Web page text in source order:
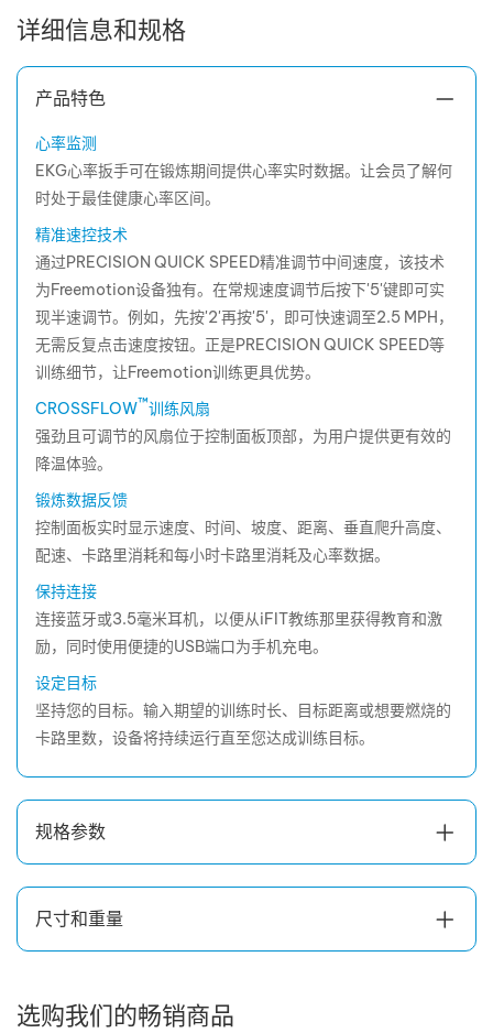
详细信息和规格
产品特色
心率监测
EKG心率扳手可在锻炼期间提供心率实时数据。让会员了解何
时处于最佳健康心率区间。
精准速控技术
通过PRECISION QUICK SPEED精准调节中间速度，该技术
为Freemotion设备独有。在常规速度调节后按下'5'键即可实
现半速调节。例如，先按'2'再按'5'，即可快速调至2.5 MPH，
无需反复点击速度按钮。正是PRECISION QUICK SPEED等
训练细节，让Freemotion训练更具优势。
CROSSFLOW™训练风扇
强劲且可调节的风扇位于控制面板顶部，为用户提供更有效的
降温体验。
锻炼数据反馈
控制面板实时显示速度、时间、坡度、距离、垂直爬升高度、
配速、卡路里消耗和每小时卡路里消耗及心率数据。
保持连接
连接蓝牙或3.5毫米耳机，以便从iFIT教练那里获得教育和激
励，同时使用便捷的USB端口为手机充电。
设定目标
坚持您的目标。输入期望的训练时长、目标距离或想要燃烧的
卡路里数，设备将持续运行直至您达成训练目标。
规格参数
尺寸和重量
选购我们的畅销商品